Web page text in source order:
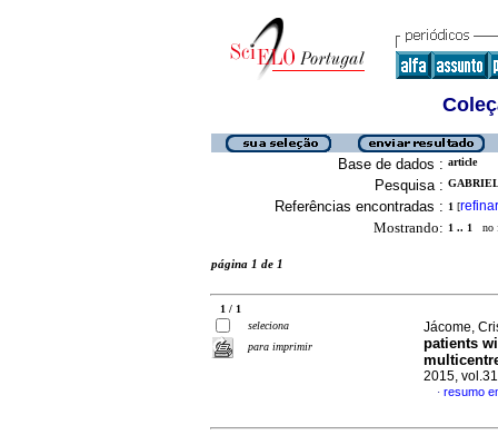
Base de dados : article
Pesquisa :
Referências encontradas : 1 [refinar
Mostrando: 1 .. 1 no
página 1 de 1
1 / 1
seleciona
para imprimir
Jácome,
patients
2015,
· resumo